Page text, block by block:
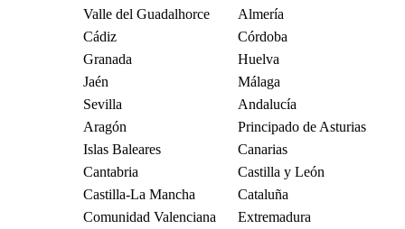
Valle del Guadalhorce
Almería
Cádiz
Córdoba
Granada
Huelva
Jaén
Málaga
Sevilla
Andalucía
Aragón
Principado de Asturias
Islas Baleares
Canarias
Cantabria
Castilla y León
Castilla-La Mancha
Cataluña
Comunidad Valenciana
Extremadura